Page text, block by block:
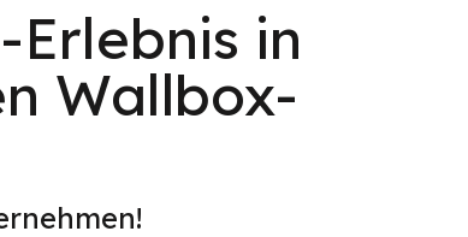
in
Wallbox-